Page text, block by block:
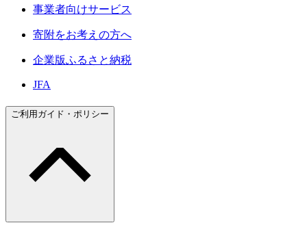
事業者向けサービス
寄附をお考えの方へ
企業版ふるさと納税
JFA
ご利用ガイド・ポリシー